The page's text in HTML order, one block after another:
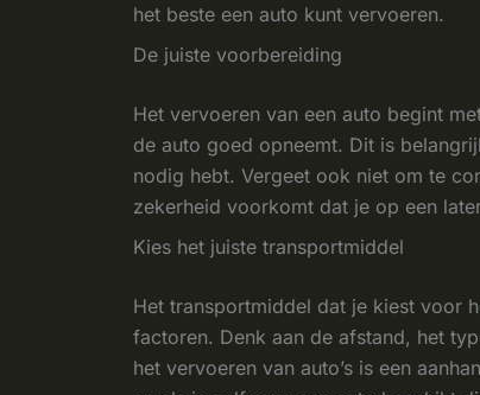
het beste een auto kunt vervoeren.
De juiste voorbereiding
Het vervoeren van een auto begint
de auto goed opneemt. Dit is
nodig hebt. Vergeet ook niet om te
zekerheid voorkomt dat je op een
Kies het juiste transportmiddel
Het transportmiddel dat je kiest voor
factoren. Denk aan de afstand, het
het vervoeren van auto’s is een